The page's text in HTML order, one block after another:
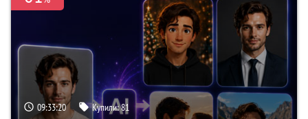
09:33:19 Купили:81